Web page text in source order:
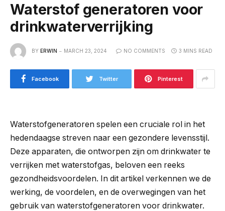
Waterstof generatoren voor
drinkwaterverrijking
BY ERWIN MARCH 23, 2024 NO COMMENTS 3 MINS READ
Facebook Twitter Pinterest
Waterstofgeneratoren spelen een cruciale rol in het
hedendaagse streven naar een gezondere levensstijl.
Deze apparaten, die ontworpen zijn om drinkwater te
verrijken met waterstofgas, beloven een reeks
gezondheidsvoordelen. In dit artikel verkennen we de
werking, de voordelen, en de overwegingen van het
gebruik van waterstofgeneratoren voor drinkwater.